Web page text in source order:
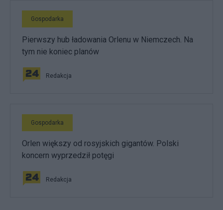
Gospodarka
Pierwszy hub ładowania Orlenu w Niemczech. Na
tym nie koniec planów
Redakcja
Gospodarka
Orlen większy od rosyjskich gigantów. Polski
koncern wyprzedził potęgi
Redakcja